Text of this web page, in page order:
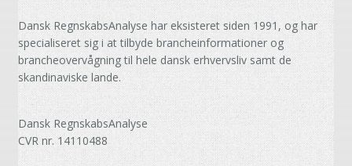
Dansk RegnskabsAnalyse har eksisteret siden 1991, og har
specialiseret sig i at tilbyde brancheinformationer og
brancheovervågning til hele dansk erhvervsliv samt de
skandinaviske lande.
Dansk RegnskabsAnalyse
CVR nr. 14110488